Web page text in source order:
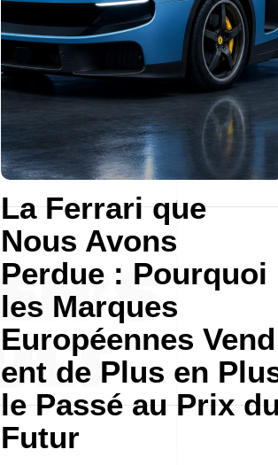
La Ferrari que
Nous Avons
Perdue : Pourquoi
les Marques
Européennes Vend
ent de Plus en
le Passé au Prix
Futur